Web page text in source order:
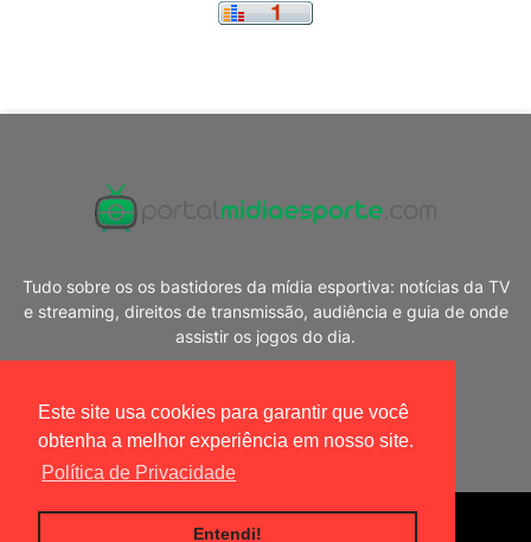
Este site usa cookies para garantir que você
obtenha a melhor experiência em nosso site.
Política de Privacidade
Entendi!
Tudo sobre os os bastidores da mídia esportiva: notícias da TV
e streaming, direitos de transmissão, audiência e guia de onde
assistir os jogos do dia.
Blogger Templates|